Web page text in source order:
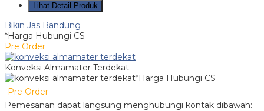
Lihat Detail Produk
Bikin Jas Bandung
*Harga Hubungi CS
Pre Order
Konveksi Almamater Terdekat
*Harga Hubungi CS
Pre Order
Pemesanan dapat langsung menghubungi kontak dibawah: